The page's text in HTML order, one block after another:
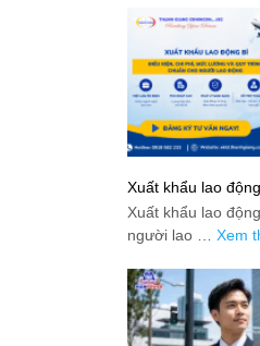
Xuất khẩu lao
phí, mức lương và
người lao động
Xuất khẩu lao
người lao … Xem